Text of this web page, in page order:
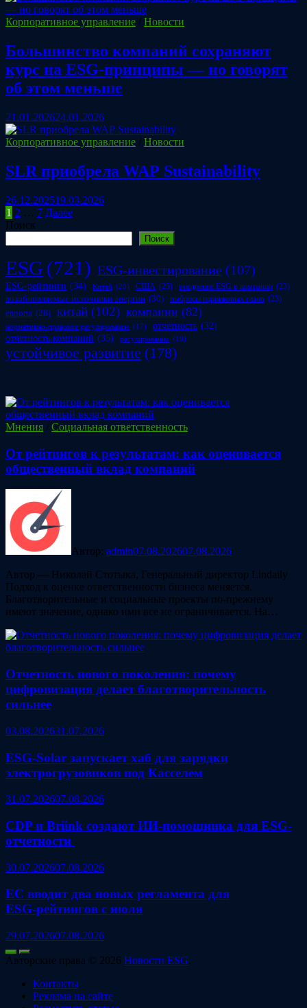
Корпоративное управление / Новости
Большинство компаний сохраняют
курс на ESG‑принципы — но говорят
об этом меньше
21.01.202624.01.2026
Корпоративное управление / Новости
SLR приобрела WAP Sustainability
26.12.202519.03.2026
Пагинация
записей
1 2 … 7 Далее
Поиск
Поиск
ESG (721) ESG-инвестирование (107)
ESG-рейтинги (34) Китай (20) США (25) внедрение ESG в компании (23)
возобновляемые источники энергии (30) выбросы парниковых газов (23)
европа (28) китай (102) компании (82)
нормативно-правовое регулирование (17) отчетность (32)
отчетность компаний (35) регулирование (19)
устойчивое развитие (178)
Мнения / Социальная ответственность
От рейтингов к результатам: как оценивается
общественный вклад компаний
Автор: admin07.08.202607.08.2026
Автор — Николай Стотыка, Генеральный директор Lindaily
Подход к оценке ответственности бизнеса меняется.
Благотворительные и социальные проекты по-прежнему
имеют значение, однако ими все не ограничивается. На…
Отчетность нового поколения: почему
цифровизация делает благотворительность
сильнее
03.08.202631.07.2026
ESG‑Solar запускает хаб для зарядки
электрогрузовиков под Касселем
31.07.202607.08.2026
CDP и Briink создают ИИ‑помощника для ESG-
отчетности
30.07.202607.08.2026
ЕС вводит два новых регламента для
ESG‑рейтингов с июля
29.07.202607.08.2026
Авторские права © 2026 Новости ESG.
Контакты
Реклама на сайте